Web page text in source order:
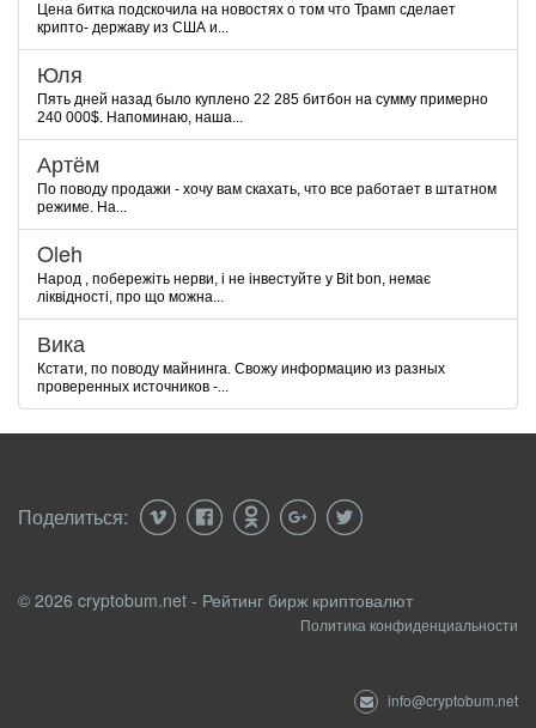
Цена битка подскочила на новостях о том что Трамп сделает
крипто- державу из США и...
Юля
Пять дней назад было куплено 22 285 битбон на сумму примерно
240 000$. Напоминаю, наша...
Артём
По поводу продажи - хочу вам скахать, что все работает в штатном
режиме. На...
Oleh
Народ , побережіть нерви, і не інвестуйте у Bit bon, немає
ліквідності, про що можна...
Вика
Кстати, по поводу майнинга. Свожу информацию из разных
проверенных источников -...
Поделиться:
© 2026 cryptobum.net - Рейтинг бирж криптовалют
Политика конфиденциальности
info@cryptobum.net